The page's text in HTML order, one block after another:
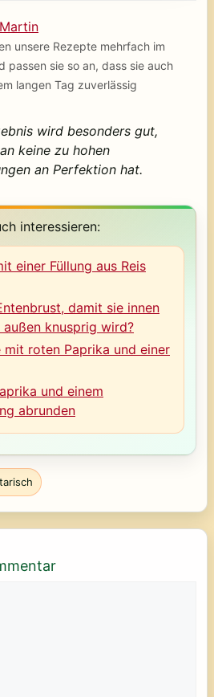
unsere Rezepte mehrfach im
passen sie so an, dass sie auch
langen Tag zuverlässig
wird besonders gut,
keine zu hohen
an Perfektion hat.
interessieren:
einer Füllung aus Reis
damit sie innen
knusprig wird?
mit roten Paprika und einer
und einem
abrunden